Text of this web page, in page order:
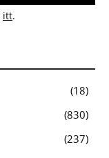
itt.
18
830
237